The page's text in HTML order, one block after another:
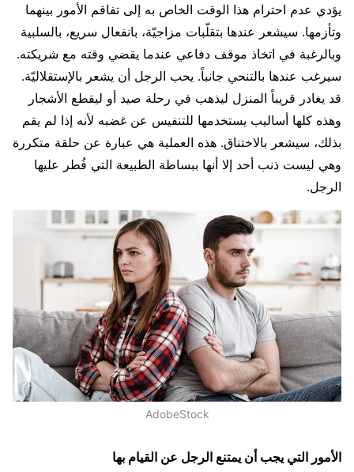
يؤدي عدم احترام هذا الوقت الخاص به إلى تفاقم الأمور بينهما
وتأزمها. سيشعر عندها بتقلّبات مزاجيّة، بانفعال سريع، بالسلبية
وبالرغبة في اتخاذ موقف دفاعي عندما يقضي وقته مع شريكته.
سيرغب عندها بالتنحي جانباً. يحب الرجل أن يشعر بالإستقلاليّة.
قد يغادر قريباً المنزل ليذهب في رحلة صيد أو ليقطع الأشجار
وهذه كلها أساليب يستخدمها للتنفيس عن غضبه لأنه إذا لم يقم
بذلك، سيشعر بالاختناق. هذه العملية هي عبارة عن حلقة متكررة
وهي ليست ذنب أحد إلا أنها ببساطة الطبيعة التي فُطر عليها
الرجل.
AdobeStock
الأمور التي يجب أن يمتنع الرجل عن القيام بها